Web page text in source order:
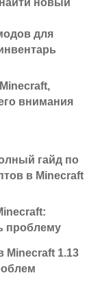
новый
для
внимания
гайд по
в Minecraft
проблему
Minecraft 1.13